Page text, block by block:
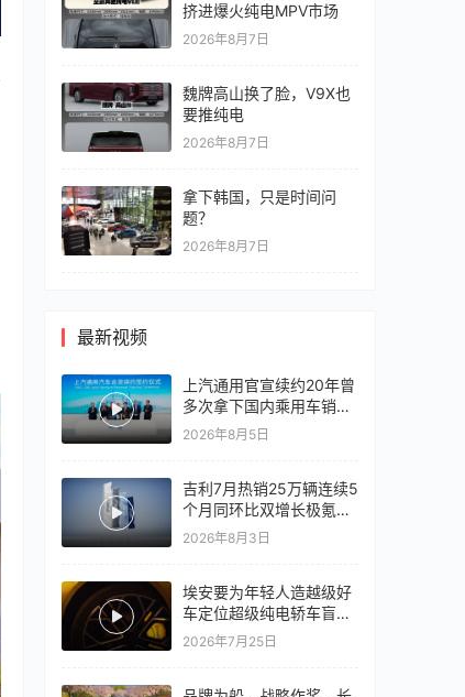
挤进爆火纯电MPV市场
2026年8月7日
魏牌高山换了脸，V9X也
要推纯电
2026年8月7日
拿下韩国，只是时间问
题？
2026年8月7日
最新视频
上汽通用官宣续约20年曾
多次拿下国内乘用车销冠
竞争激烈，上汽通用有信
2026年8月5日
吉利7月热销25万辆连续5
个月同环比双增长极氪销
量同比翻倍，出口再破10
2026年8月3日
埃安要为年轻人造越级好
车定位超级纯电轿车盲猜
18万以上
2026年7月25日